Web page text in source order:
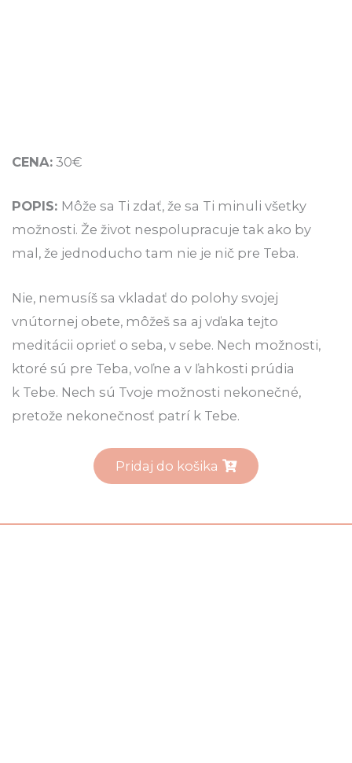
CENA: 30€
POPIS: Môže sa Ti zdať, že sa Ti minuli všetky
možnosti. Že život nespolupracuje tak ako by
mal, že jednoducho tam nie je nič pre Teba.
Nie, nemusíš sa vkladať do polohy svojej
vnútornej obete, môžeš sa aj vďaka tejto
meditácii oprieť o seba, v sebe. Nech možnosti,
ktoré sú pre Teba, voľne a v ľahkosti prúdia
k Tebe. Nech sú Tvoje možnosti nekonečné,
pretože nekonečnosť patrí k Tebe.
Pridaj do košika